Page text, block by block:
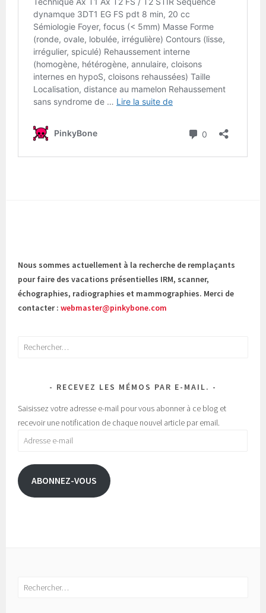
Nous sommes actuellement à la recherche de remplaçants
pour faire des vacations présentielles IRM, scanner,
échographies, radiographies et mammographies. Merci de
contacter :webmaster@pinkybone.com
Rechercher :
RECEVEZ LES MÉMOS PAR E-MAIL.
Saisissez votre adresse e-mail pour vous abonner à ce blog et
recevoir une notification de chaque nouvel article par email.
Adresse
mail
ABONNEZ-VOUS
Rechercher :